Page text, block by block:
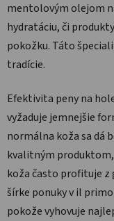
mentolovým olejom
hydratáciu, či
pokožku. Táto
tradície.
Efektivita peny na
vyžaduje jemnejšie
normálna koža sa dá
kvalitným
koža často profituje z
šírke ponuky v il
pokože vyhovuje